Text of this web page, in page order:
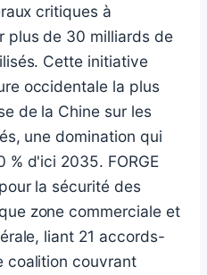
critiques à
plus de 30 milliards de
Cette initiative
occidentale la plus
de la Chine sur les
une domination qui
d'ici 2035. FORGE
la sécurité des
zone commerciale et
liant 21 accords-
coalition couvrant